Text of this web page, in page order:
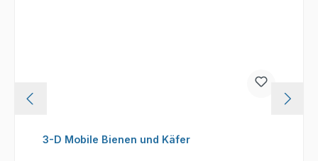
3-D Mobile Bienen und Käfer